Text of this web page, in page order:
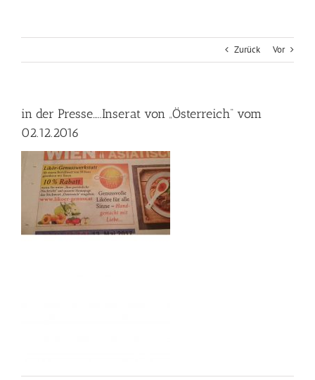
Zurück Vor
in der Presse…..Inserat von „Österreich“ vom
02.12.2016